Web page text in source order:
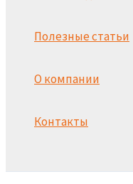
Полезные статьи
О компании
Контакты